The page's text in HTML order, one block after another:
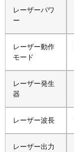
レーザーパワ
ー
レーザー動作
モード
レーザー発生
器
レーザー波長
レーザー出力